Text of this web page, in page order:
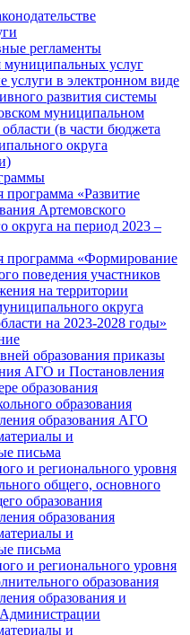
регламенты
муниципальных услуг
в электронном виде
развития системы
муниципальном
(в части бюджета
округа
«Развитие
Артемовского
округа на период 2023 –
программа «Формирование
поведения участников
на территории
округа
на 2023-2028 годы»
образования приказы
АГО и Постановления
образования
образования
образования АГО
и
письма
и регионального уровня
общего, основного
образования
образования
и
письма
и регионального уровня
образования
образования и
и